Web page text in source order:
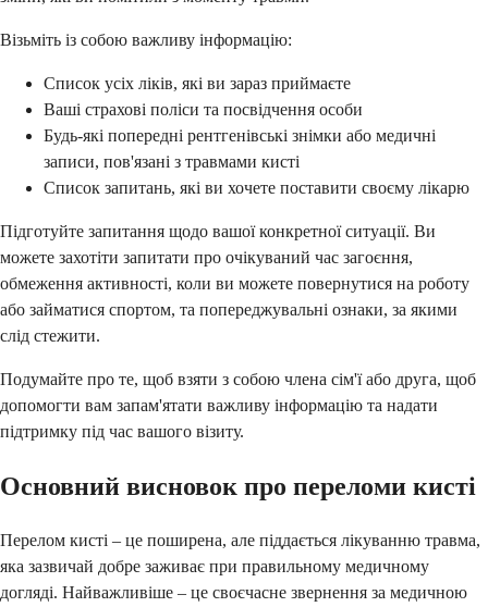
Візьміть із собою важливу інформацію:
Список усіх ліків, які ви зараз приймаєте
Ваші страхові поліси та посвідчення особи
Будь-які попередні рентгенівські знімки або медичні
записи, пов'язані з травмами кисті
Список запитань, які ви хочете поставити своєму лікарю
Підготуйте запитання щодо вашої конкретної ситуації. Ви
можете захотіти запитати про очікуваний час загоєння,
обмеження активності, коли ви можете повернутися на роботу
або займатися спортом, та попереджувальні ознаки, за якими
слід стежити.
Подумайте про те, щоб взяти з собою члена сім'ї або друга, щоб
допомогти вам запам'ятати важливу інформацію та надати
підтримку під час вашого візиту.
Основний висновок про переломи кисті
Перелом кисті – це поширена, але піддається лікуванню травма,
яка зазвичай добре заживає при правильному медичному
догляді. Найважливіше – це своєчасне звернення за медичною